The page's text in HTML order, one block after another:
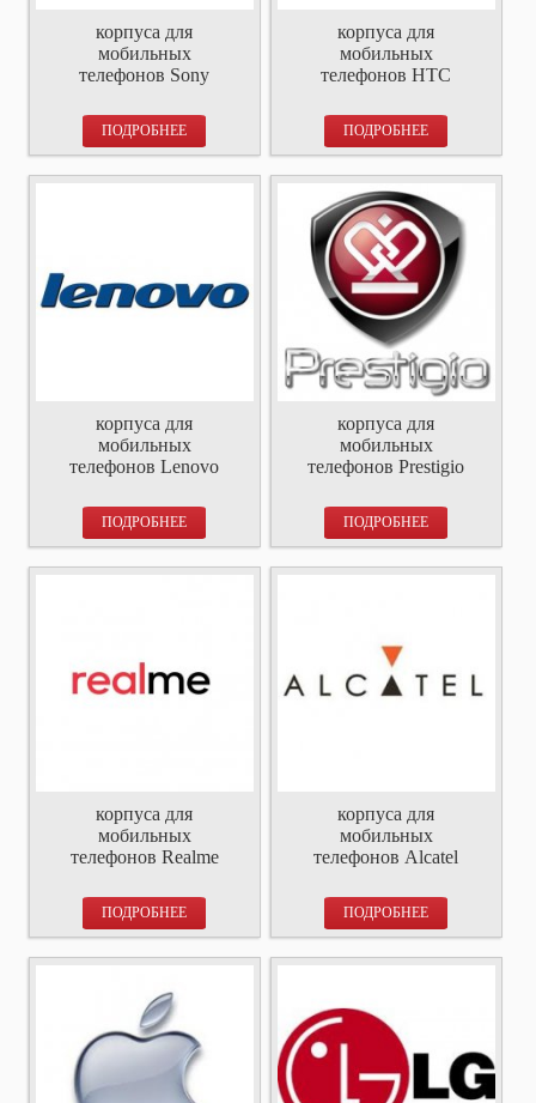
корпуса для
мобильных
телефонов Sony
ПОДРОБНЕЕ
корпуса для
мобильных
телефонов HTC
ПОДРОБНЕЕ
корпуса для
мобильных
телефонов Lenovo
ПОДРОБНЕЕ
корпуса для
мобильных
телефонов Prestigio
ПОДРОБНЕЕ
корпуса для
мобильных
телефонов Realme
ПОДРОБНЕЕ
корпуса для
мобильных
телефонов Alcatel
ПОДРОБНЕЕ